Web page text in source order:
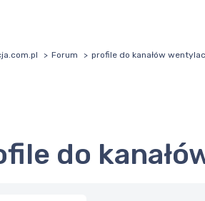
Forum profile do kanałów
do